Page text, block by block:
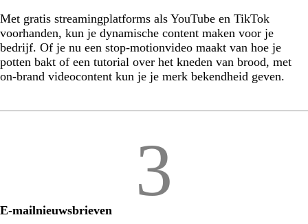
Met gratis streamingplatforms als YouTube en TikTok
voorhanden, kun je dynamische content maken voor je
bedrijf. Of je nu een stop-motionvideo maakt van hoe je
potten bakt of een tutorial over het kneden van brood, met
on-brand videocontent kun je je merk bekendheid geven.
3
E-mailnieuwsbrieven